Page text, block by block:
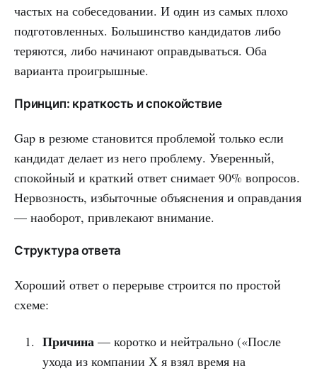
частых на собеседовании. И один из самых плохо
подготовленных. Большинство кандидатов либо
теряются, либо начинают оправдываться. Оба
варианта проигрышные.
Принцип: краткость и спокойствие
Gap в резюме становится проблемой только если
кандидат делает из него проблему. Уверенный,
спокойный и краткий ответ снимает 90% вопросов.
Нервозность, избыточные объяснения и оправдания
— наоборот, привлекают внимание.
Структура ответа
Хороший ответ о перерыве строится по простой
схеме:
Причина — коротко и нейтрально («После
ухода из компании Х я взял время на